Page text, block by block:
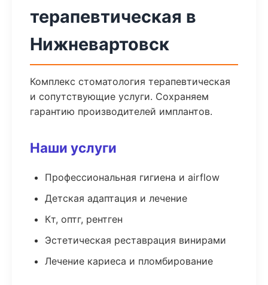
терапевтическая в
Нижневартовск
Комплекс стоматология терапевтическая
и сопутствующие услуги. Сохраняем
гарантию производителей имплантов.
Наши услуги
Профессиональная гигиена и airflow
Детская адаптация и лечение
Кт, оптг, рентген
Эстетическая реставрация винирами
Лечение кариеса и пломбирование